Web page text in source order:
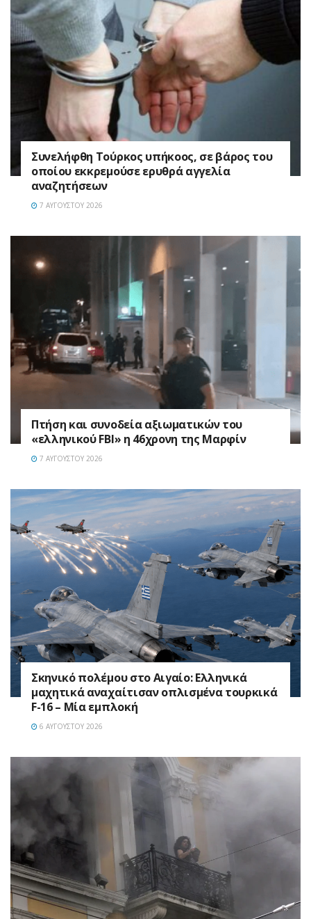
Συνελήφθη Τούρκος υπήκοος, σε βάρος του
οποίου εκκρεμούσε ερυθρά αγγελία
αναζητήσεων
7 ΑΥΓΟΎΣΤΟΥ 2026
Πτήση και συνοδεία αξιωματικών του
«ελληνικού FBI» η 46χρονη της Μαρφίν
7 ΑΥΓΟΎΣΤΟΥ 2026
Σκηνικό πολέμου στο Αιγαίο: Ελληνικά
μαχητικά αναχαίτισαν οπλισμένα τουρκικά
F-16 – Μία εμπλοκή
6 ΑΥΓΟΎΣΤΟΥ 2026